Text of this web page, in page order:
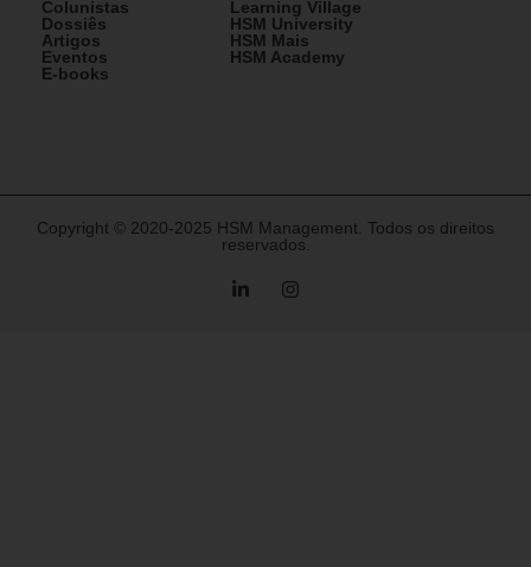
Colunistas
Dossiês
Artigos
Eventos
E-books
Learning Village
HSM University
HSM Mais
HSM Academy
Copyright © 2020-2025 HSM Management. Todos os direitos
reservados.